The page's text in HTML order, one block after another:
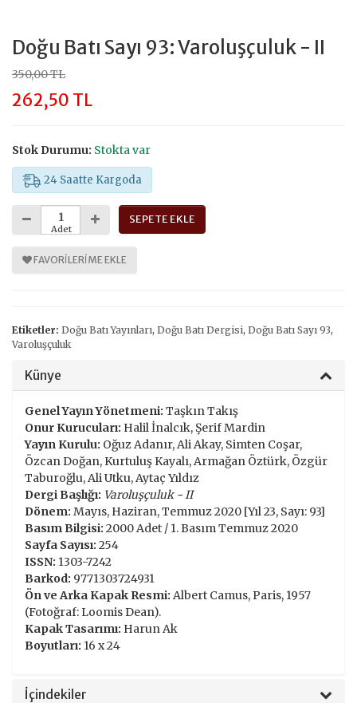
Doğu Batı Sayı 93: Varoluşçuluk - II
350,00 TL
262,50 TL
Stok Durumu: Stokta var
24 Saatte Kargoda
Adet
SEPETE EKLE
FAVORILERIME EKLE
Etiketler: Doğu Batı Yayınları, Doğu Batı Dergisi, Doğu Batı Sayı 93,
Varoluşçuluk
Künye
Genel Yayın Yönetmeni: Taşkın Takış
Onur Kurucuları: Halil İnalcık, Şerif Mardin
Yayın Kurulu: Oğuz Adanır, Ali Akay, Simten Coşar,
Özcan Doğan, Kurtuluş Kayalı, Armağan Öztürk, Özgür
Taburoğlu, Ali Utku, Aytaç Yıldız
Dergi Başlığı: Varoluşçuluk - II
Dönem: Mayıs, Haziran, Temmuz 2020 [Yıl 23, Sayı: 93]
Basım Bilgisi: 2000 Adet / 1. Basım Temmuz 2020
Sayfa Sayısı: 254
ISSN: 1303-7242
Barkod: 9771303724931
Ön ve Arka Kapak Resmi: Albert Camus, Paris, 1957
(Fotoğraf: Loomis Dean).
Kapak Tasarımı: Harun Ak
Boyutları: 16 x 24
İçindekiler